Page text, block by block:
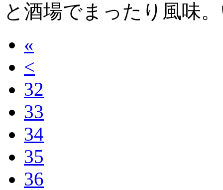
と酒場でまったり風味
«
<
32
33
34
35
36